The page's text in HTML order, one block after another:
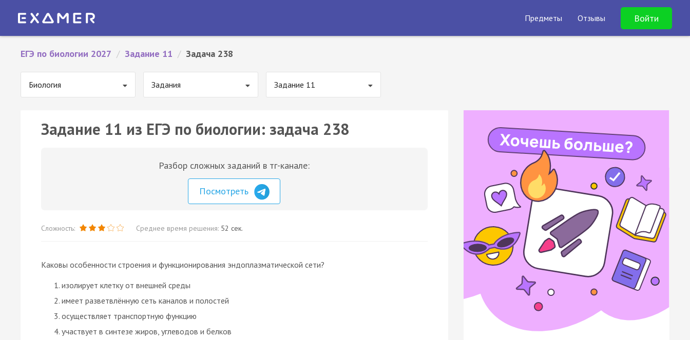
Предметы Отзывы Войти
ЕГЭ по биологии 2027 / Задание 11 / Задача 238
Биология Задания Задание 11
Задание 11 из ЕГЭ по биологии: задача 238
Разбор сложных заданий в тг-канале:
Посмотреть
Сложность: Среднее время решения: 52 сек.
Каковы особенности строения и функционирования эндоплазматической сети?
изолирует клетку от внешней среды
имеет разветвлённую сеть каналов и полостей
осуществляет транспортную функцию
участвует в синтезе жиров, углеводов и белков